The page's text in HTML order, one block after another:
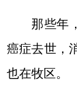
那些年，
癌症去世，
也在牧区。